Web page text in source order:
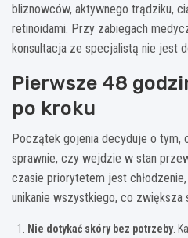
bliznowców, aktywnego trądziku,
retinoidami. Przy zabiegach
konsultacja ze specjalistą nie jest
Pierwsze 48
po kroku
Początek gojenia decyduje o tym,
sprawnie, czy wejdzie w stan
czasie priorytetem jest
unikanie wszystkiego, co zwiększa
Nie dotykać skóry bez potrzeby.